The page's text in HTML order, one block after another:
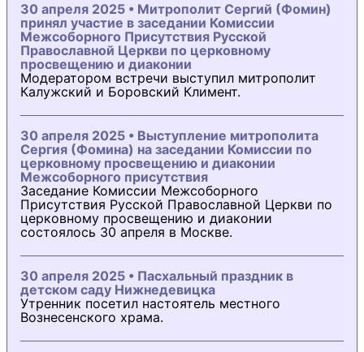
30 апреля 2025 • Митрополит Сергий (Фомин)
принял участие в заседании Комиссии
Межсоборного Присутствия Русской
Православной Церкви по церковному
просвещению и диаконии
Модератором встречи выступил митрополит
Калужский и Боровский Климент.
30 апреля 2025 • Выступление митрополита
Сергия (Фомина) на заседании Комиссии по
церковному просвещению и диаконии
Межсоборного присутствия
Заседание Комиссии Межсоборного
Присутствия Русской Православной Церкви по
церковному просвещению и диаконии
состоялось 30 апреля в Москве.
30 апреля 2025 • Пасхальный праздник в
детском саду Нижнедевицка
Утренник посетил настоятель местного
Вознесенского храма.